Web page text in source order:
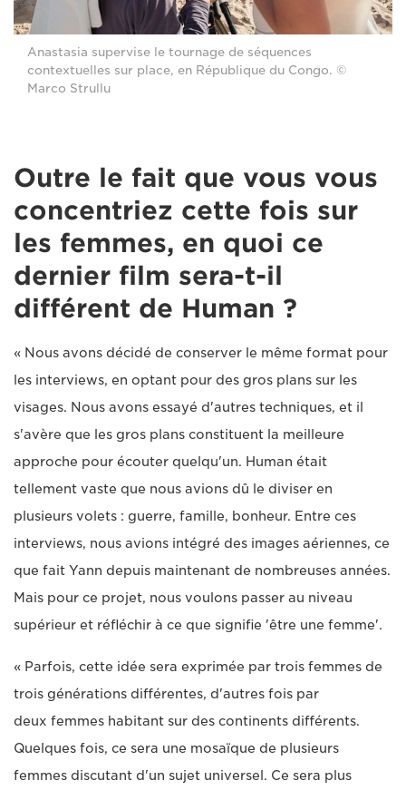
Anastasia supervise le tournage de séquences
contextuelles sur place, en République du Congo. ©
Marco Strullu
Outre le fait que vous vous
concentriez cette fois sur
les femmes, en quoi ce
dernier film sera-t-il
différent de Human ?
« Nous avons décidé de conserver le même format pour
les interviews, en optant pour des gros plans sur les
visages. Nous avons essayé d'autres techniques, et il
s'avère que les gros plans constituent la meilleure
approche pour écouter quelqu'un. Human était
tellement vaste que nous avions dû le diviser en
plusieurs volets : guerre, famille, bonheur. Entre ces
interviews, nous avions intégré des images aériennes, ce
que fait Yann depuis maintenant de nombreuses années.
Mais pour ce projet, nous voulons passer au niveau
supérieur et réfléchir à ce que signifie 'être une femme'.
« Parfois, cette idée sera exprimée par trois femmes de
trois générations différentes, d'autres fois par
deux femmes habitant sur des continents différents.
Quelques fois, ce sera une mosaïque de plusieurs
femmes discutant d'un sujet universel. Ce sera plus